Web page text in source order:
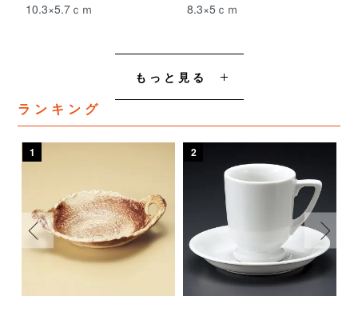
10.3×5.7ｃｍ 8.3×5ｃｍ
もっと見る
ランキング
1 2